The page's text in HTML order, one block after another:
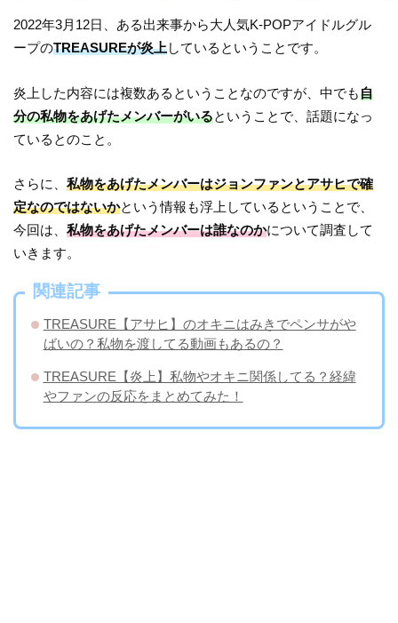
2022年3月12日、ある出来事から大人気K-POPアイドルグル
ープのTREASUREが炎上しているということです。
炎上した内容には複数あるということなのですが、中でも自
分の私物をあげたメンバーがいるということで、話題になっ
ているとのこと。
さらに、私物をあげたメンバーはジョンファンとアサヒで確
定なのではないかという情報も浮上しているということで、
今回は、私物をあげたメンバーは誰なのかについて調査して
いきます。
関連記事
TREASURE【アサヒ】のオキニはみきでペンサがや
ばいの？私物を渡してる動画もあるの？
TREASURE【炎上】私物やオキニ関係してる？経緯
やファンの反応をまとめてみた！